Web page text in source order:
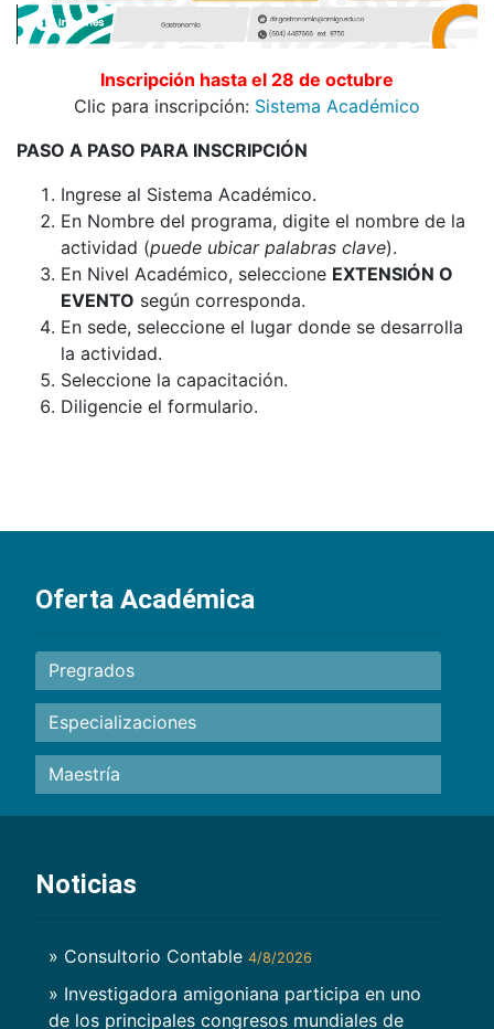
Inscripción hasta el 28 de octubre
Clic para inscripción: Sistema Académico
PASO A PASO PARA INSCRIPCIÓN
Ingrese al Sistema Académico.
En Nombre del programa, digite el nombre de la
actividad (puede ubicar palabras clave).
En Nivel Académico, seleccione EXTENSIÓN O
EVENTO según corresponda.
En sede, seleccione el lugar donde se desarrolla
la actividad.
Seleccione la capacitación.
Diligencie el formulario.
Oferta Académica
Pregrados
Especializaciones
Maestría
Noticias
» Consultorio Contable 4/8/2026
» Investigadora amigoniana participa en uno
de los principales congresos mundiales de